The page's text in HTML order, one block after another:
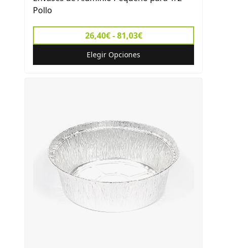
Pollo
26,40€ - 81,03€
Elegir Opciones